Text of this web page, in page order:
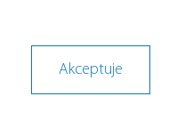
Akceptuje